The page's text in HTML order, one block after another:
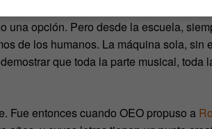
videoclip no es casual. «Nos gusta
una opción. Pero desde la escuela,
de los humanos. La máquina sola, sin
que toda la parte musical, toda
Fue entonces cuando OEO propuso a